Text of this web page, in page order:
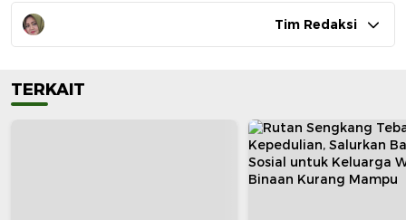
Tim Redaksi
TERKAIT